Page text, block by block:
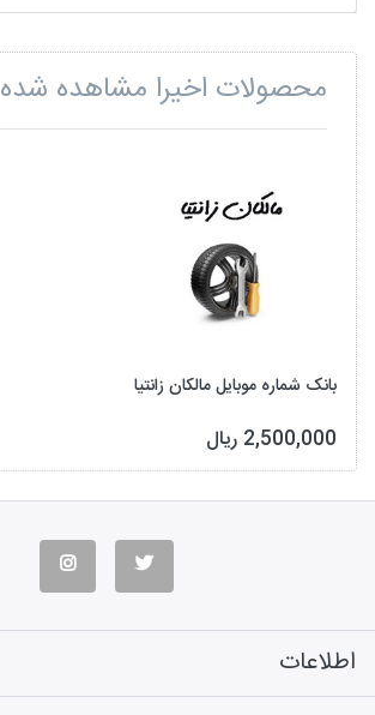
محصولات اخیرا مشاهده شده
بانک شماره موبایل مالکان زانتیا
2,500,000 ریال
اطلاعات